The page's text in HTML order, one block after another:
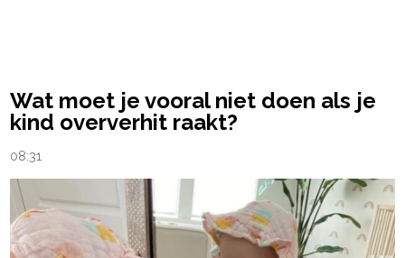
Wat moet je vooral niet doen als je
kind oververhit raakt?
08:31